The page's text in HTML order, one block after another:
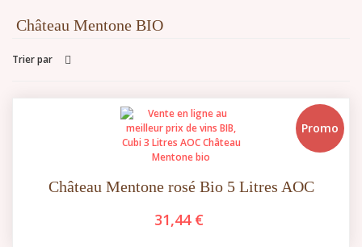
Château Mentone BIO
Trier par
Promo
Château Mentone rosé Bio 5 Litres AOC
31,44 €